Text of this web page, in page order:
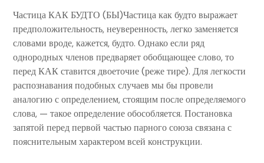
Частица КАК БУДТО (БЫ)Частица как будто выражает
предположительность, неуверенность, легко заменяется
словами вроде, кажется, будто. Однако если ряд
однородных членов предваряет обобщающее слово, то
перед КАК ставится двоеточие (реже тире). Для легкости
распознавания подобных случаев мы бы провели
аналогию с определением, стоящим после определяемого
слова, — такое определение обособляется. Постановка
запятой перед первой частью парного союза связана с
пояснительным характером всей конструкции.